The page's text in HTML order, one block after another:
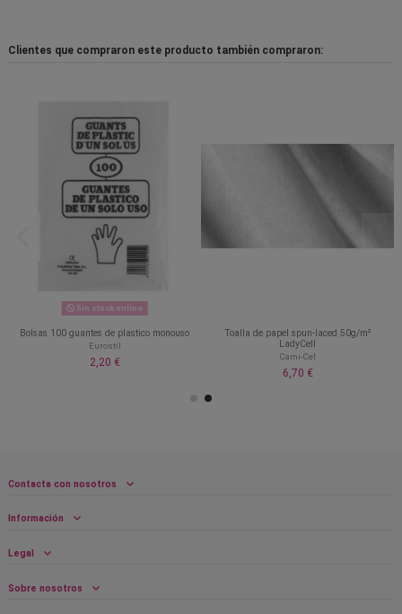
Clientes que compraron este producto también compraron:
Sin stock online
Bolsas 100 guantes de plastico monouso
Eurostil
2,20 €
Toalla de papel spun-laced 50g/m²
LadyCell
Cami-Cel
6,70 €
Contacta con nosotros
Información
Legal
Sobre nosotros